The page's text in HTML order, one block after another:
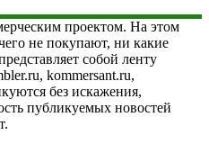
проектом. На этом
не покупают, ни какие
собой ленту
kommersant.ru,
без искажения,
публикуемых новостей